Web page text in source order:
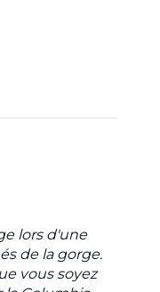
lors d'une
de la gorge.
vous soyez